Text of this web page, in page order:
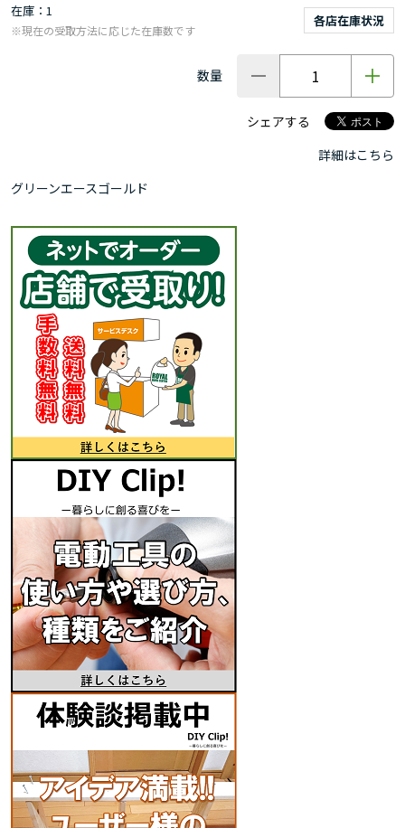
在庫 1
各店在庫状況
※現在の受取方法に応じた在庫数です
数量
シェアする
詳細はこちら
グリーンエースゴールド